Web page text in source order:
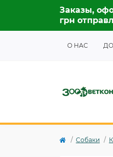
Заказы,
грн
О НАС
Собаки